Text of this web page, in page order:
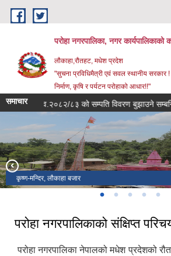
Skip to main content
परोहा नगरपालिका, नगर कार्यपालिकाको
लौकाहा,रौतहट, मधेश प्रदेश
"सुचना प्रविधिमैत्री एवं सवल स्थानीय सरकार !
निर्माण, कृषि र पर्यटन परोहाको आधार!!"
समाचारआ.व.२०८२/८३ को सम्पति विवरण बुझाउने सम्बन्धि
कृष्ण-मन्दिर, लौकाहा बजार
लौकाहा -मेला ,लौकाहा बजार
परोहा न.पा. वार्ड नं. -२ मा अवस्थित जामे मस्जिद
राम मन्दिर,रामपुर-खाप
शिव-पार्वति मन्दिर, खाप
परोहा नगरपालिकाको संक्षिप्त
परोहा नगरपालिका नेपालको मधेश प्रदेशको